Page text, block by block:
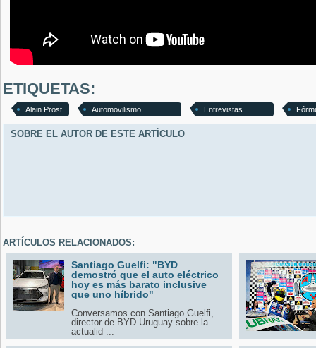
ETIQUETAS:
Alain Prost Automovilismo Entrevistas
SOBRE EL AUTOR DE ESTE ARTÍCULO
ARTÍCULOS RELACIONADOS:
Santiago Guelfi: "BYD
demostró que el auto eléctrico
hoy es más barato inclusive
que uno híbrido"
Conversamos con Santiago Guelfi,
director de BYD Uruguay sobre la
actualid ...